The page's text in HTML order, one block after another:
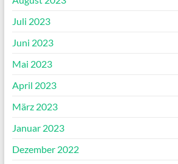
Juli 2023
Juni 2023
Mai 2023
April 2023
März 2023
Januar 2023
Dezember 2022